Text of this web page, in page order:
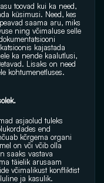
toovad kui ka need,
küsimusi. Need, kes
saama aru, miks
ning võimaluse selle
kajastada
ka nende kaalutlusi,
Lisaks on need
kohtumenetluses.
asjaolud tuleks
end
kõrgema organi
on või võib olla
saaks vastava
täielik arusaam
võimalikust konfliktist
ja kasulik.